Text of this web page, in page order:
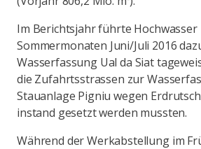
Im Berichtsjahr führte Hochwasser
Sommermonaten Juni/Juli 2016
Wasserfassung Ual da Siat
die Zufahrtsstrassen zur
Stauanlage Pigniu wegen
instand gesetzt werden mussten.
Während der Werkabstellung im